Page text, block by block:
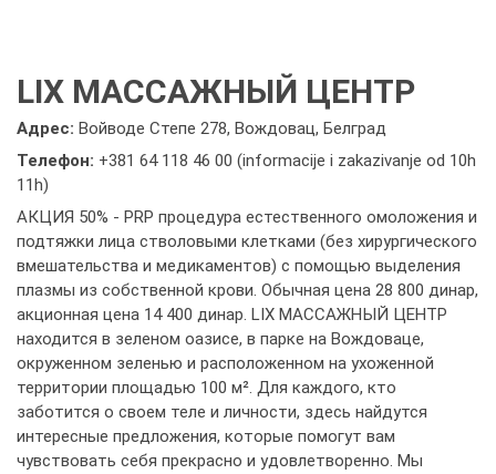
LIX МАССАЖНЫЙ ЦЕНТР
Адрес: Войводе Степе 278, Вождовац, Белград
Телефон: +381 64 118 46 00 (informacije i zakazivanje od 10h
11h)
АКЦИЯ 50% - PRP процедура естественного омоложения и
подтяжки лица стволовыми клетками (без хирургического
вмешательства и медикаментов) с помощью выделения
плазмы из собственной крови. Обычная цена 28 800 динар,
акционная цена 14 400 динар. LIX МАССАЖНЫЙ ЦЕНТР
находится в зеленом оазисе, в парке на Вождоваце,
окруженном зеленью и расположенном на ухоженной
территории площадью 100 м². Для каждого, кто
заботится о своем теле и личности, здесь найдутся
интересные предложения, которые помогут вам
чувствовать себя прекрасно и удовлетворенно. Мы